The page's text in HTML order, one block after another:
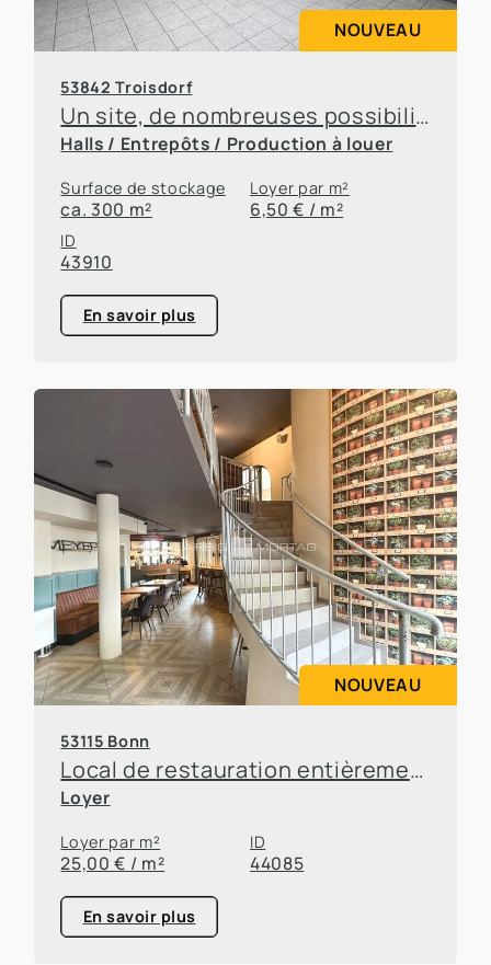
NOUVEAU
53842 Troisdorf
Un site, de nombreuses possibilités – des bureaux et des entrepôts à louer en toute flexibilité
Halls / Entrepôts / Production à louer
Surface de stockage
ca. 300 m²
Loyer par m²
6,50 € / m²
ID
43910
En savoir plus
NOUVEAU
53115 Bonn
Local de restauration entièrement équipé, situé dans un emplacement de choix à Bonn-Poppelsdorf
Loyer
Loyer par m²
25,00 € / m²
ID
44085
En savoir plus